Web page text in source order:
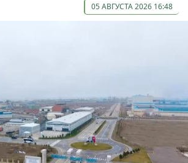
05 АВГУСТА 2026 16:48